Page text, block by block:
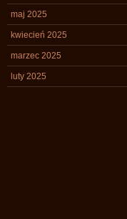
maj 2025
kwiecień 2025
marzec 2025
luty 2025